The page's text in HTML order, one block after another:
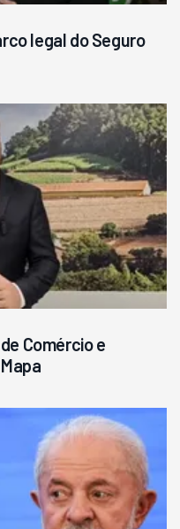
legal do Seguro
Comércio e